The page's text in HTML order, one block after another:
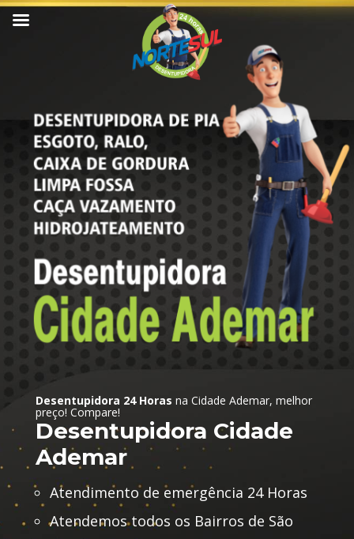
Desentupidora 24 Horas na Cidade Ademar, melhor
preço! Compare!
Desentupidora Cidade
Ademar
Atendimento de emergência 24 Horas
Atendemos todos os Bairros de São